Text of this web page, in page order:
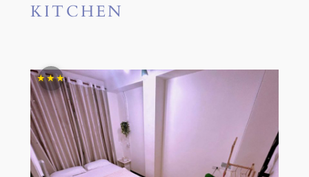
KITCHEN
★★★